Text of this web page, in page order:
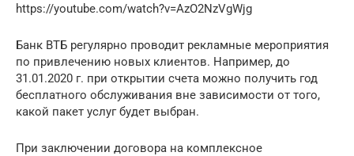
https://youtube.com/watch?v=AzO2NzVgWjg
Банк ВТБ регулярно проводит рекламные мероприятия
по привлечению новых клиентов. Например, до
31.01.2020 г. при открытии счета можно получить год
бесплатного обслуживания вне зависимости от того,
какой пакет услуг будет выбран.
При заключении договора на комплексное